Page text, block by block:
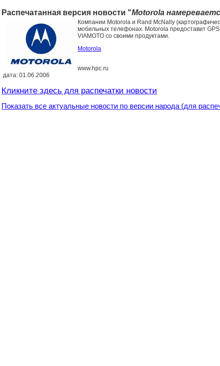
Распечатанная версия новости "Motorola
Компании Motorola и Rand McNally
мобильных телефонах. Motorola предоставит
VIAMOTO со своими продуктами.
Motorola
www.hpc.ru
дата: 01.06.2006
Кликните здесь для распечатки новости
Показать все актуальные новости по версии народа (для